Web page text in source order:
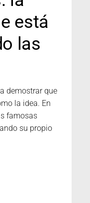
está
las
demostrar que
la idea. En
famosas
su propio